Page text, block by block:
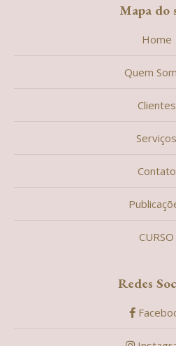
Mapa do
Home
Quem
Clientes
Serviços
Contato
CURSO
Redes